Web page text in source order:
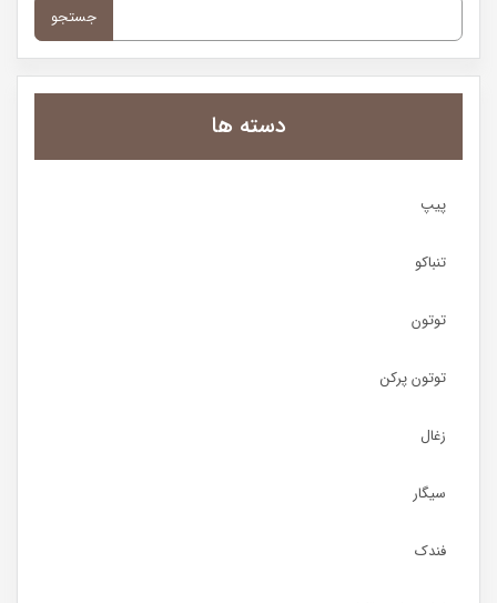
برای:
دسته ها
پیپ
تنباکو
توتون
توتون پرکن
زغال
سیگار
فندک